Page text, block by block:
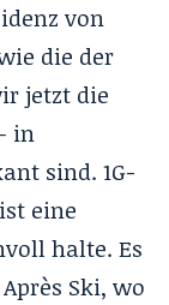
von
die der
jetzt die
in
sind. 1G-
eine
halte. Es
Ski, wo